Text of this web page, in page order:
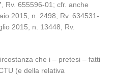
Rv. 655596-01; cfr. anche
2015, n. 2498, Rv. 634531-
2015, n. 13448, Rv.
che i – pretesi – fatti
(e della relativa